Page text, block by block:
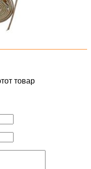
товар